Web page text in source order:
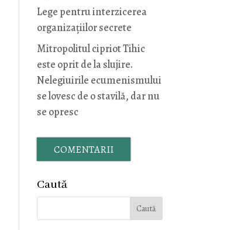
Lege pentru interzicerea
organizaţiilor secrete
Mitropolitul cipriot Tihic
este oprit de la slujire.
Nelegiuirile ecumenismului
se lovesc de o stavilă, dar nu
se opresc
COMENTARII
Caută